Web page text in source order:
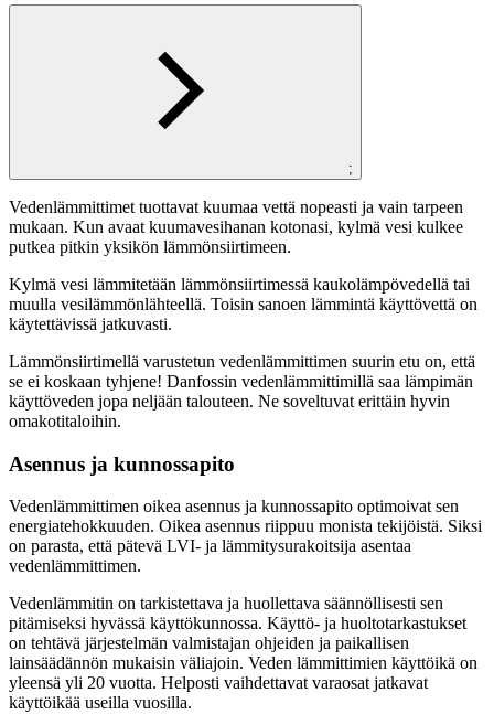
;
Vedenlämmittimet tuottavat kuumaa vettä nopeasti ja vain tarpeen
mukaan. Kun avaat kuumavesihanan kotonasi, kylmä vesi kulkee
putkea pitkin yksikön lämmönsiirtimeen.
Kylmä vesi lämmitetään lämmönsiirtimessä kaukolämpövedellä tai
muulla vesilämmönlähteellä. Toisin sanoen lämmintä käyttövettä on
käytettävissä jatkuvasti.
Lämmönsiirtimellä varustetun vedenlämmittimen suurin etu on, että
se ei koskaan tyhjene! Danfossin vedenlämmittimillä saa lämpimän
käyttöveden jopa neljään talouteen. Ne soveltuvat erittäin hyvin
omakotitaloihin.
Asennus ja kunnossapito
Vedenlämmittimen oikea asennus ja kunnossapito optimoivat sen
energiatehokkuuden. Oikea asennus riippuu monista tekijöistä. Siksi
on parasta, että pätevä LVI- ja lämmitysurakoitsija asentaa
vedenlämmittimen.
Vedenlämmitin on tarkistettava ja huollettava säännöllisesti sen
pitämiseksi hyvässä käyttökunnossa. Käyttö- ja huoltotarkastukset
on tehtävä järjestelmän valmistajan ohjeiden ja paikallisen
lainsäädännön mukaisin väliajoin. Veden lämmittimien käyttöikä on
yleensä yli 20 vuotta. Helposti vaihdettavat varaosat jatkavat
käyttöikää useilla vuosilla.